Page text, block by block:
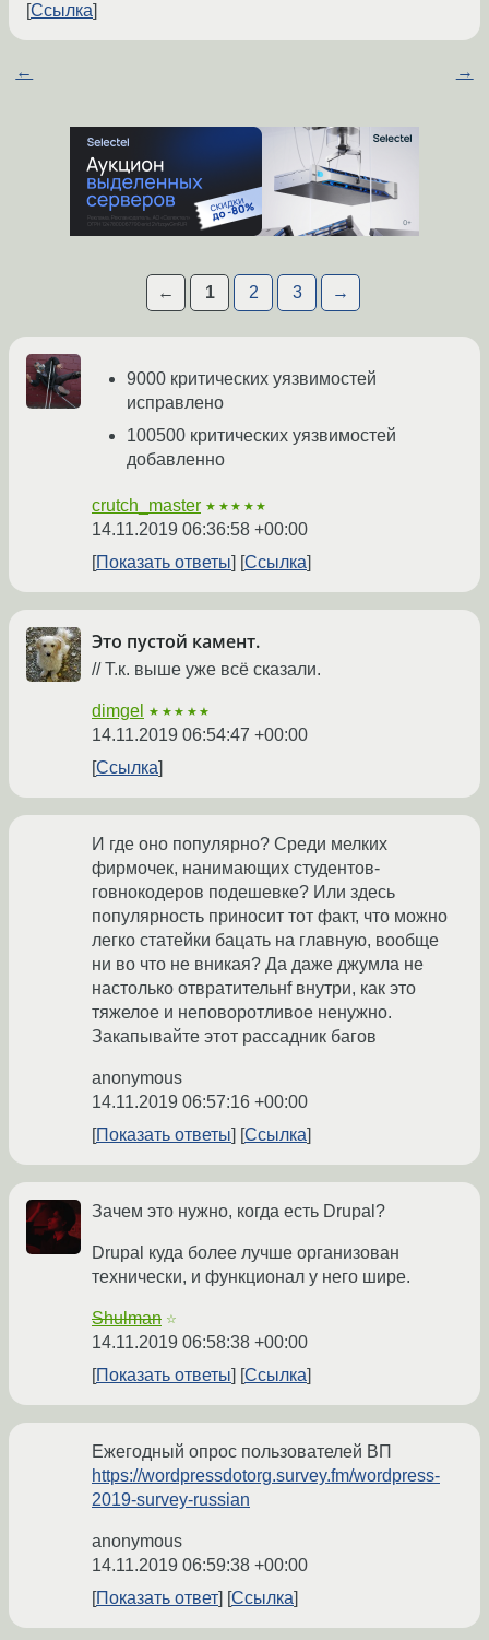
Ссылка
← →
← 1 2 3 →
9000 критических уязвимостей
исправлено
100500 критических уязвимостей
добавленно
crutch_master ★★★★★
14.11.2019 06:36:58 +00:00
Показать ответы
Ссылка
Это пустой камент.
// Т.к. выше уже всё сказали.
dimgel ★★★★★
14.11.2019 06:54:47 +00:00
Ссылка
И где оно популярно? Среди мелких
фирмочек, нанимающих студентов-
говнокодеров подешевке? Или здесь
популярность приносит тот факт, что можно
легко статейки бацать на главную, вообще
ни во что не вникая? Да даже джумла не
настолько отвратительнf внутри, как это
тяжелое и неповоротливое ненужно.
Закапывайте этот рассадник багов
anonymous
14.11.2019 06:57:16 +00:00
Показать ответы
Ссылка
Зачем это нужно, когда есть Drupal?
Drupal куда более лучше организован
технически, и функционал у него шире.
Shulman ☆
14.11.2019 06:58:38 +00:00
Показать ответы
Ссылка
Ежегодный опрос пользователей ВП
https://wordpressdotorg.survey.fm/wordpress-
2019-survey-russian
anonymous
14.11.2019 06:59:38 +00:00
Показать ответ
Ссылка